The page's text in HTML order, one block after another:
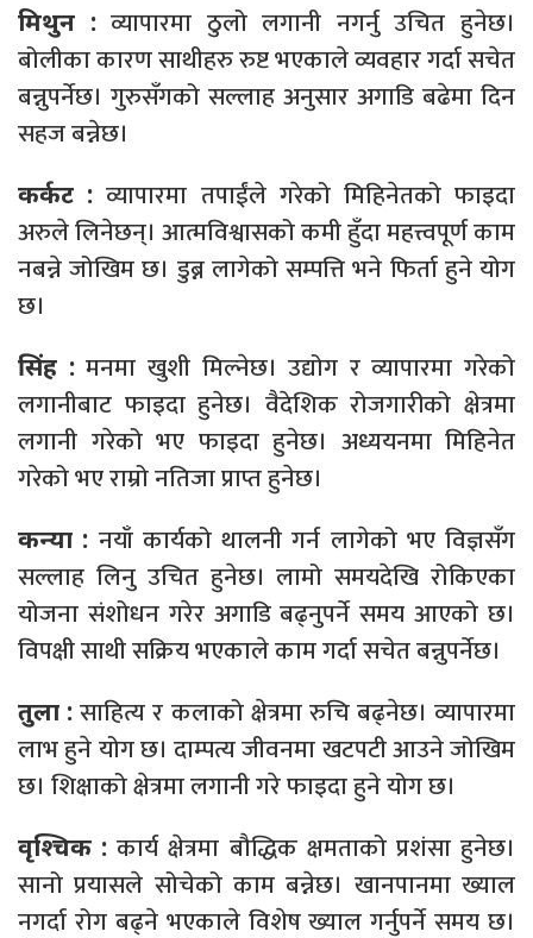
मिथुन : व्यापारमा ठुलो लगानी नगर्नु उचित हुनेछ।
बोलीका कारण साथीहरु रुष्ट भएकाले व्यवहार गर्दा सचेत
बन्नुपर्नेछ। गुरुसँगको सल्लाह अनुसार अगाडि बढेमा दिन
सहज बन्नेछ।
कर्कट : व्यापारमा तपाईंले गरेको मिहिनेतको फाइदा
अरुले लिनेछन्। आत्मविश्वासको कमी हुँदा महत्त्वपूर्ण काम
नबन्ने जोखिम छ। डुब्न लागेको सम्पत्ति भने फिर्ता हुने योग
छ।
सिंह : मनमा खुशी मिल्नेछ। उद्योग र व्यापारमा गरेको
लगानीबाट फाइदा हुनेछ। वैदेशिक रोजगारीको क्षेत्रमा
लगानी गरेको भए फाइदा हुनेछ। अध्ययनमा मिहिनेत
गरेको भए राम्रो नतिजा प्राप्त हुनेछ।
कन्या : नयाँ कार्यको थालनी गर्न लागेको भए विज्ञसँग
सल्लाह लिनु उचित हुनेछ। लामो समयदेखि रोकिएका
योजना संशोधन गरेर अगाडि बढ्नुपर्ने समय आएको छ।
विपक्षी साथी सक्रिय भएकाले काम गर्दा सचेत बन्नुपर्नेछ।
तुला : साहित्य र कलाको क्षेत्रमा रुचि बढ्नेछ। व्यापारमा
लाभ हुने योग छ। दाम्पत्य जीवनमा खटपटी आउने जोखिम
छ। शिक्षाको क्षेत्रमा लगानी गरे फाइदा हुने योग छ।
वृश्चिक : कार्य क्षेत्रमा बौद्धिक क्षमताको प्रशंसा हुनेछ।
सानो प्रयासले सोचेको काम बन्नेछ। खानपानमा ख्याल
नगर्दा रोग बढ्ने भएकाले विशेष ख्याल गर्नुपर्ने समय छ।